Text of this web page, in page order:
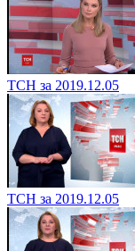
ТСН за 2019.12.05
ТСН за 2019.12.05